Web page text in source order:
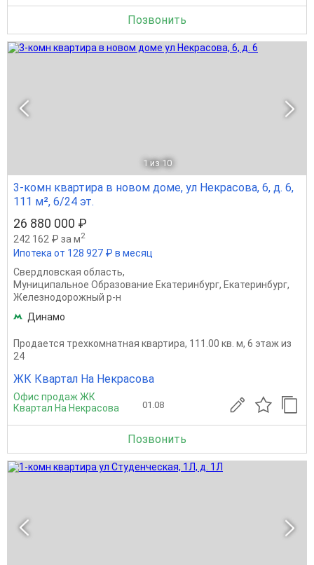
Позвонить
1 из 10
3-комн квартира в новом доме, ул Некрасова, 6, д. 6,
111 м², 6/24 эт.
26 880 000 ₽
242 162 ₽ за м2
Ипотека от 128 927 ₽ в месяц
Свердловская область,
Муниципальное Образование Екатеринбург, Екатеринбург,
Железнодорожный р-н
Динамо
Продается трехкомнатная квартира, 111.00 кв. м, 6 этаж из
24
ЖК Квартал На Некрасова
Офис продаж ЖК
Квартал На Некрасова
01.08
Позвонить